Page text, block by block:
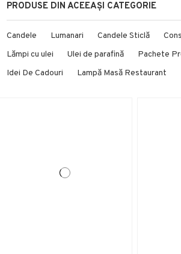
PRODUSE DIN ACEEAȘI CATEGORIE
Candele Lumanari Candele Sticlă
Lămpi cu ulei
Ulei de parafină
Pachete
Idei De Cadouri
Lampă Masă Restaurant